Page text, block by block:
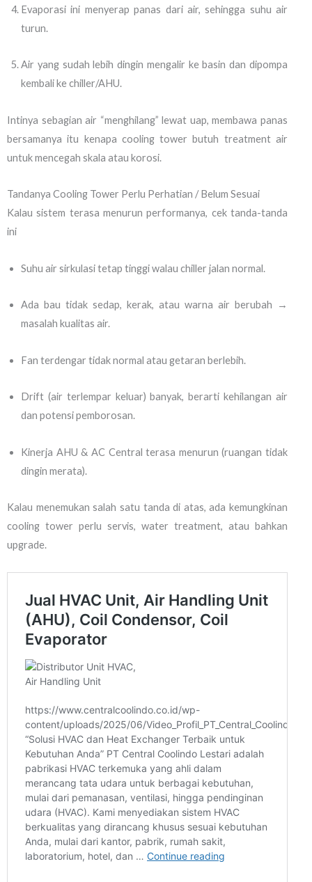
Evaporasi ini menyerap panas dari air, sehingga suhu air
turun.
Air yang sudah lebih dingin mengalir ke basin dan dipompa
kembali ke chiller/AHU.
Intinya sebagian air “menghilang” lewat uap, membawa panas
bersamanya itu kenapa cooling tower butuh treatment air
untuk mencegah skala atau korosi.
Tandanya Cooling Tower Perlu Perhatian / Belum Sesuai
Kalau sistem terasa menurun performanya, cek tanda-tanda
ini
Suhu air sirkulasi tetap tinggi walau chiller jalan normal.
Ada bau tidak sedap, kerak, atau warna air berubah →
masalah kualitas air.
Fan terdengar tidak normal atau getaran berlebih.
Drift (air terlempar keluar) banyak, berarti kehilangan air
dan potensi pemborosan.
Kinerja AHU & AC Central terasa menurun (ruangan tidak
dingin merata).
Kalau menemukan salah satu tanda di atas, ada kemungkinan
cooling tower perlu servis, water treatment, atau bahkan
upgrade.